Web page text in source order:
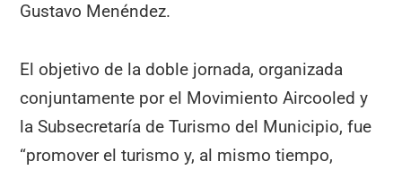
Gustavo Menéndez.
El objetivo de la doble jornada, organizada
conjuntamente por el Movimiento Aircooled y
la Subsecretaría de Turismo del Municipio, fue
“promover el turismo y, al mismo tiempo,